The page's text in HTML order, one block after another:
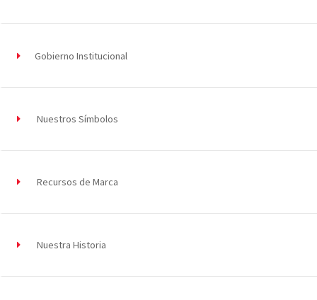
Gobierno Institucional
Nuestros Símbolos
Recursos de Marca
Nuestra Historia